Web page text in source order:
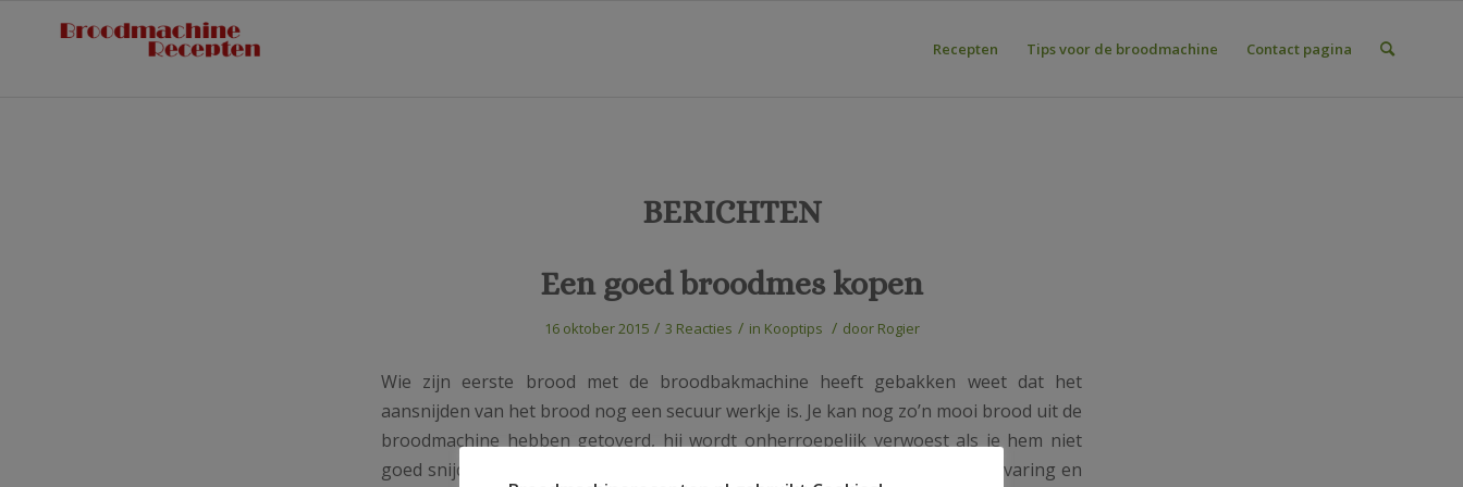
Recepten Tips voor de broodmachine Contact pagina
BERICHTEN
Een goed broodmes kopen
16 oktober 2015 / 3 Reacties / in Kooptips / door Rogier
Wie zijn eerste brood met de broodbakmachine heeft gebakken weet dat het
aansnijden van het brood nog een secuur werkje is. Je kan nog zo’n mooi brood uit de
broodmachine hebben getoverd, hij wordt onherroepelijk verwoest als je hem niet
goed snijdt. Om dit werkje goed uit te voeren heb je twee dingen nodig; ervaring en